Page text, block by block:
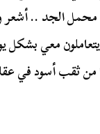
محمل الجد .. أشعر
معي بشكل
من ثقب أسود